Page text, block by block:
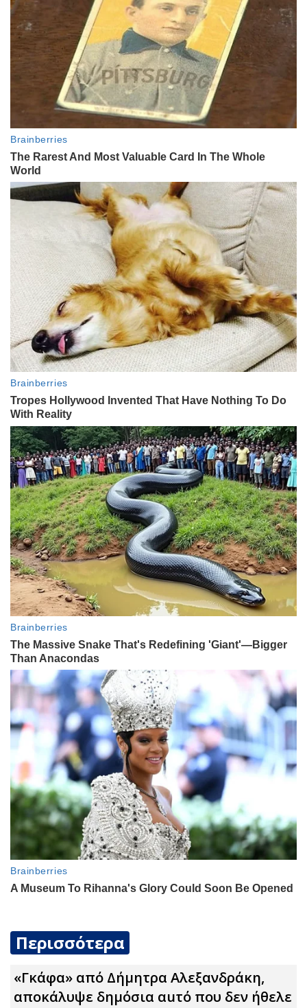
Περισσότερα
«Γκάφα» από Δήμητρα Αλεξανδράκη,
αποκάλυψε δημόσια αuτό που δεν ήθελε